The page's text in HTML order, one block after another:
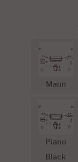
Maun
Piano
Black